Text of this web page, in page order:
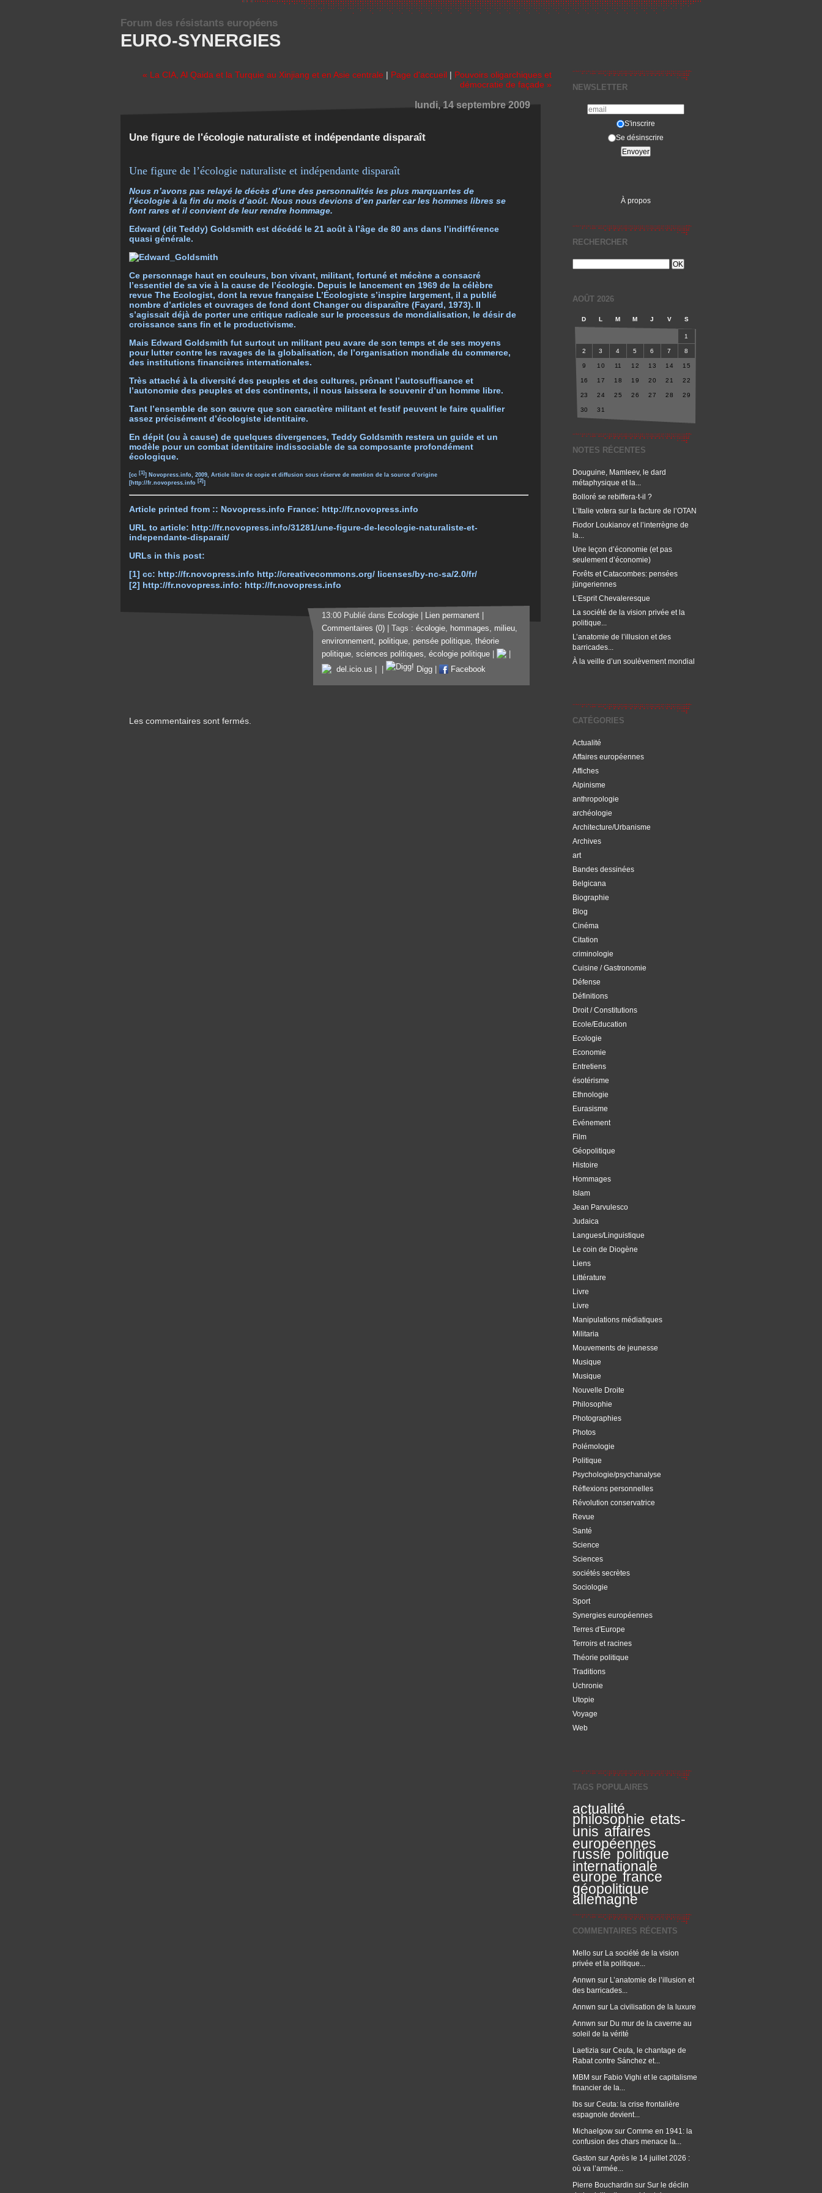
EURO-SYNERGIES
Forum des résistants européens
NEWSLETTER
S'inscrire
Se désinscrire
À propos
RECHERCHER
AOÛT 2026
D L M M J V S
1
2 3 4 5 6 7 8
9 10 11 12 13 14 15
16 17 18 19 20 21 22
23 24 25 26 27 28 29
30 31
NOTES RÉCENTES
Douguine, Mamleev, le dard
métaphysique et la...
Bolloré se rebiffera-t-il ?
L’Italie votera sur la facture de l’OTAN
Fiodor Loukianov et l’interrègne de
la...
Une leçon d’économie (et pas
seulement d’économie)
Forêts et Catacombes: pensées
jüngeriennes
L’Esprit Chevaleresque
La société de la vision privée et la
politique...
L’anatomie de l’illusion et des
barricades...
À la veille d’un soulèvement mondial
CATÉGORIES
Actualité
Affaires européennes
Affiches
Alpinisme
anthropologie
archéologie
Architecture/Urbanisme
Archives
art
Bandes dessinées
Belgicana
Biographie
Blog
Cinéma
Citation
criminologie
Cuisine / Gastronomie
Défense
Définitions
Droit / Constitutions
Ecole/Education
Ecologie
Economie
Entretiens
ésotérisme
Ethnologie
Eurasisme
Evénement
Film
Géopolitique
Histoire
Hommages
Islam
Jean Parvulesco
Judaica
Langues/Linguistique
Le coin de Diogène
Liens
Littérature
Livre
Livre
Manipulations médiatiques
Militaria
Mouvements de jeunesse
Musique
Musique
Nouvelle Droite
Philosophie
Photographies
Photos
Polémologie
Politique
Psychologie/psychanalyse
Réflexions personnelles
Révolution conservatrice
Revue
Santé
Science
Sciences
sociétés secrètes
Sociologie
Sport
Synergies européennes
Terres d'Europe
Terroirs et racines
Théorie politique
Traditions
Uchronie
Utopie
Voyage
Web
TAGS POPULAIRES
actualité
philosophie etats-
unis affaires
européennes
russie politique
internationale
europe france
géopolitique
allemagne
COMMENTAIRES RÉCENTS
Mello sur La société de la vision
privée et la politique...
Annwn sur L’anatomie de l’illusion et
des barricades...
Annwn sur La civilisation de la luxure
Annwn sur Du mur de la caverne au
soleil de la vérité
Laetizia sur Ceuta, le chantage de
Rabat contre Sánchez et...
MBM sur Fabio Vighi et le capitalisme
financier de la...
lbs sur Ceuta: la crise frontalière
espagnole devient...
Michaelgow sur Comme en 1941: la
confusion des chars menace la...
Gaston surAprès le 14 juillet 2026 :
où va l’armée...
Pierre Bouchardin sur Sur le déclin
« La CIA, Al Qaida et la Turquie au Xinjiang et en Asie centrale | Page d'accueil | Pouvoirs oligarchiques et
démocratie de façade »
lundi, 14 septembre 2009
Une figure de l'écologie naturaliste et indépendante disparaît
Une figure de l’écologie naturaliste et indépendante disparaît
Nous n’avons pas relayé le décès d’une des personnalités les plus marquantes de
l’écologie à la fin du mois d’août. Nous nous devions d’en parler car les hommes libres se
font rares et il convient de leur rendre hommage.
Edward (dit Teddy) Goldsmith est décédé le 21 août à l’âge de 80 ans dans l’indifférence
quasi générale.
Ce personnage haut en couleurs, bon vivant, militant, fortuné et mécène a consacré
l’essentiel de sa vie à la cause de l’écologie. Depuis le lancement en 1969 de la célèbre
revue The Ecologist, dont la revue française L’Écologiste s’inspire largement, il a publié
nombre d’articles et ouvrages de fond dont Changer ou disparaître (Fayard, 1973). Il
s’agissait déjà de porter une critique radicale sur le processus de mondialisation, le désir de
croissance sans fin et le productivisme.
Mais Edward Goldsmith fut surtout un militant peu avare de son temps et de ses moyens
pour lutter contre les ravages de la globalisation, de l’organisation mondiale du commerce,
des institutions financières internationales.
Très attaché à la diversité des peuples et des cultures, prônant l’autosuffisance et
l’autonomie des peuples et des continents, il nous laissera le souvenir d’un homme libre.
Tant l’ensemble de son œuvre que son caractère militant et festif peuvent le faire qualifier
assez précisément d’écologiste identitaire.
En dépit (ou à cause) de quelques divergences, Teddy Goldsmith restera un guide et un
modèle pour un combat identitaire indissociable de sa composante profondément
écologique.
[cc [1]] Novopress.info, 2009, Article libre de copie et diffusion sous réserve de mention de la source d’origine
[http://fr.novopress.info [2]]
Article printed from :: Novopress.info France: http://fr.novopress.info
URL to article: http://fr.novopress.info/31281/une-figure-de-lecologie-naturaliste-et-
independante-disparait/
URLs in this post:
[1] cc: http://fr.novopress.info http://creativecommons.org/ licenses/by-nc-sa/2.0/fr/
[2] http://fr.novopress.info: http://fr.novopress.info
13:00 Publié dans Ecologie Lien permanent
Commentaires (0) | Tags : écologie, hommages, milieu,
environnement, politique, pensée politique, théorie
politique, sciences politiques, écologie politique
del.icio.us
Digg Facebook
Les commentaires sont fermés.